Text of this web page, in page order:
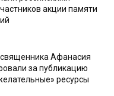
акции памяти
Афанасия
за публикацию
ресурсы